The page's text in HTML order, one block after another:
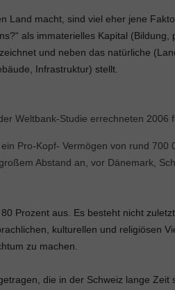
Land macht, sind viel eher jene
als immaterielles Kapital (Bildung,
und neben das natürliche
Infrastruktur) stellt.
Weltbank-Studie errechneten 2006
Pro-Kopf- Vermögen von rund 700
Abstand an, vor Dänemark,
Prozent aus. Es besteht nicht
kulturellen und religiösen
zu machen.
die in der Schweiz lange Zeit